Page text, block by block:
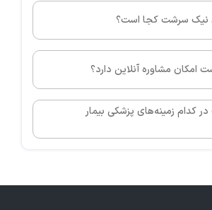
کجا است؟
دکتر کیوان نیک سرشت در کدام زمینه‌های پزشکی بیمار